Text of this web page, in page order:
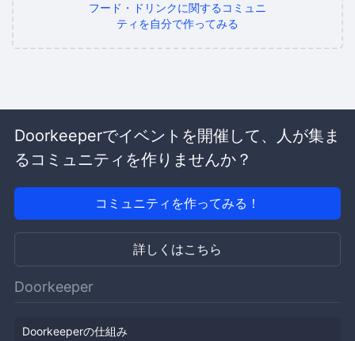
フード・ドリンクに関するコミュニ
ティを自分で作ってみる
Doorkeeperでイベントを開催して、人が集ま
るコミュニティを作りませんか？
コミュニティを作ってみる！
詳しくはこちら
Doorkeeper
Doorkeeperの仕組み